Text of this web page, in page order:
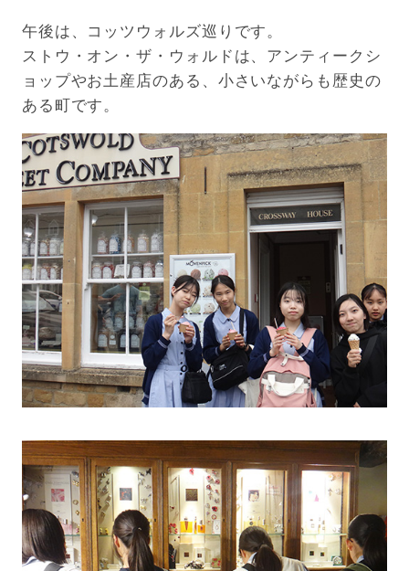
午後は、コッツウォルズ巡りです。
ストウ・オン・ザ・ウォルドは、アンティークシ
ョップやお土産店のある、小さいながらも歴史の
ある町です。